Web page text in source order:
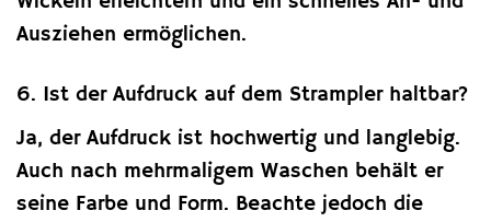
Ausziehen ermöglichen.
6. Ist der Aufdruck auf dem Strampler haltbar?
Ja, der Aufdruck ist hochwertig und langlebig.
Auch nach mehrmaligem Waschen behält er
seine Farbe und Form. Beachte jedoch die